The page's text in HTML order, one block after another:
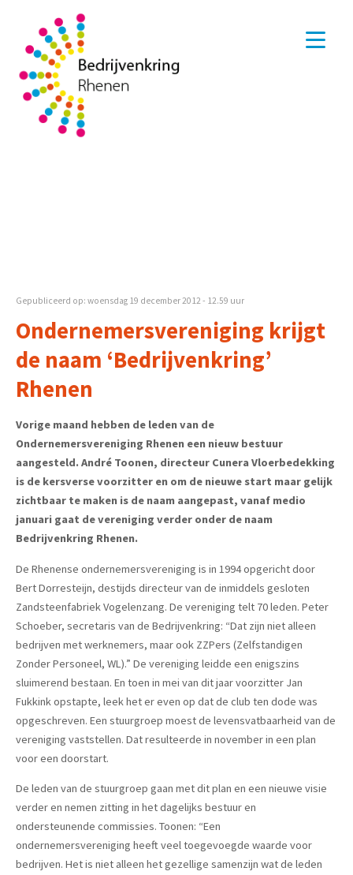
Gepubliceerd op: woensdag 19 december 2012 - 12.59 uur
Ondernemersvereniging krijgt
de naam ‘Bedrijvenkring’
Rhenen
Vorige maand hebben de leden van de
Ondernemersvereniging Rhenen een nieuw bestuur
aangesteld. André Toonen, directeur Cunera Vloerbedekking
is de kersverse voorzitter en om de nieuwe start maar gelijk
zichtbaar te maken is de naam aangepast, vanaf medio
januari gaat de vereniging verder onder de naam
Bedrijvenkring Rhenen.
De Rhenense ondernemersvereniging is in 1994 opgericht door
Bert Dorresteijn, destijds directeur van de inmiddels gesloten
Zandsteenfabriek Vogelenzang. De vereniging telt 70 leden. Peter
Schoeber, secretaris van de Bedrijvenkring: “Dat zijn niet alleen
bedrijven met werknemers, maar ook ZZPers (Zelfstandigen
Zonder Personeel, WL).” De vereniging leidde een enigszins
sluimerend bestaan. En toen in mei van dit jaar voorzitter Jan
Fukkink opstapte, leek het er even op dat de club ten dode was
opgeschreven. Een stuurgroep moest de levensvatbaarheid van de
vereniging vaststellen. Dat resulteerde in november in een plan
voor een doorstart.
De leden van de stuurgroep gaan met dit plan en een nieuwe visie
verder en nemen zitting in het dagelijks bestuur en
ondersteunende commissies. Toonen: “Een
ondernemersvereniging heeft veel toegevoegde waarde voor
bedrijven. Het is niet alleen het gezellige samenzijn wat de leden